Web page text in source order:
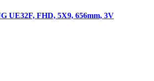
UE32F, FHD, 5X9, 656mm, 3V